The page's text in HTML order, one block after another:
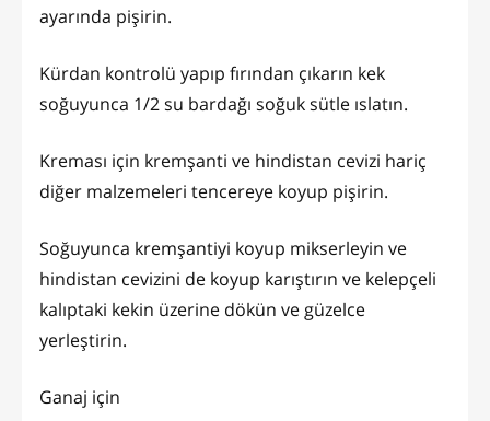
ayarında pişirin.
Kürdan kontrolü yapıp fırından çıkarın kek
soğuyunca 1/2 su bardağı soğuk sütle ıslatın.
Kreması için kremşanti ve hindistan cevizi hariç
diğer malzemeleri tencereye koyup pişirin.
Soğuyunca kremşantiyi koyup mikserleyin ve
hindistan cevizini de koyup karıştırın ve kelepçeli
kalıptaki kekin üzerine dökün ve güzelce
yerleştirin.
Ganaj için